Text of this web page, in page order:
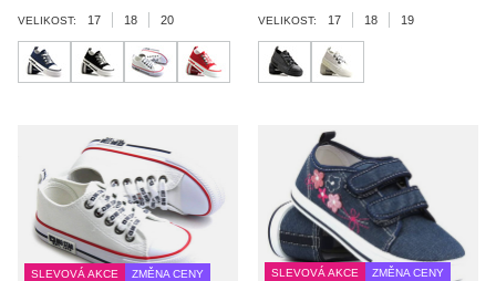
VELIKOST: 17 18 20 VELIKOST: 17 18 19
SLEVOVÁ AKCE ZMĚNA CENY SLEVOVÁ AKCE ZMĚNA CENY